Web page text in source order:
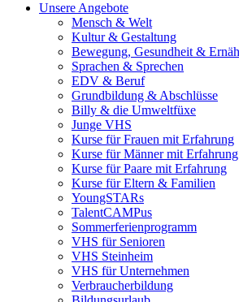
Unsere Angebote
Mensch & Welt
Kultur & Gestaltung
Bewegung, Gesundheit &
Sprachen & Sprechen
EDV & Beruf
Grundbildung & Abschlüsse
Billy & die Umweltfüxe
Junge VHS
Kurse für Frauen mit Erfahrung
Kurse für Männer mit Erfahrung
Kurse für Paare mit Erfahrung
Kurse für Eltern & Familien
YoungSTARs
TalentCAMPus
Sommerferienprogramm
VHS für Senioren
VHS Steinheim
VHS für Unternehmen
Verbraucherbildung